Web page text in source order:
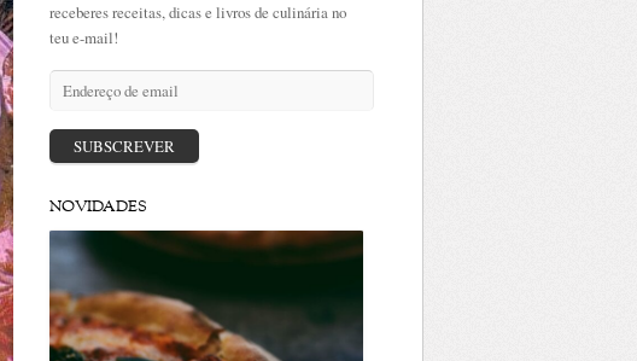
receberes receitas, dicas e livros de culinária no
teu e-mail!
email
SUBSCREVER
NOVIDADES